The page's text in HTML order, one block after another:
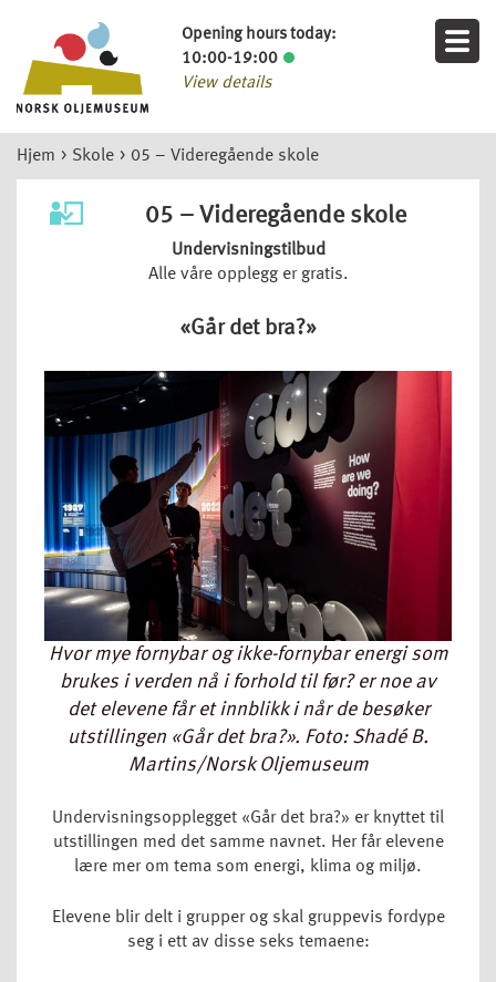
Opening hours today:
10:00-19:00
View details
Hjem > Skole > 05 – Videregående skole
05 – Videregående skole
Undervisningstilbud
Alle våre opplegg er gratis.
«Går det bra?»
Hvor mye fornybar og ikke-fornybar energi som
brukes i verden nå i forhold til før? er noe av
det elevene får et innblikk i når de besøker
utstillingen «Går det bra?». Foto: Shadé B.
Martins/Norsk Oljemuseum
Undervisningsopplegget «Går det bra?» er knyttet til
utstillingen med det samme navnet. Her får elevene
lære mer om tema som energi, klima og miljø.
Elevene blir delt i grupper og skal gruppevis fordype
seg i ett av disse seks temaene: